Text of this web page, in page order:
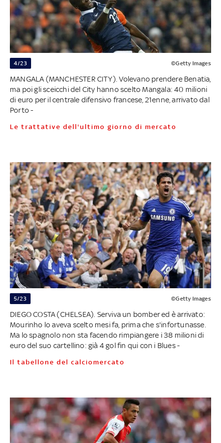
4/23 ©Getty Images
MANGALA (MANCHESTER CITY). Volevano prendere Benatia,
ma poi gli sceicchi del City hanno scelto Mangala: 40 milioni
di euro per il centrale difensivo francese, 21enne, arrivato dal
Porto -
Le trattative dell'ultimo giorno di mercato
5/23 ©Getty Images
DIEGO COSTA (CHELSEA). Serviva un bomber ed è arrivato:
Mourinho lo aveva scelto mesi fa, prima che s'infortunasse.
Ma lo spagnolo non sta facendo rimpiangere i 38 milioni di
euro del suo cartellino: già 4 gol fin qui con i Blues -
Il tabellone del calciomercato